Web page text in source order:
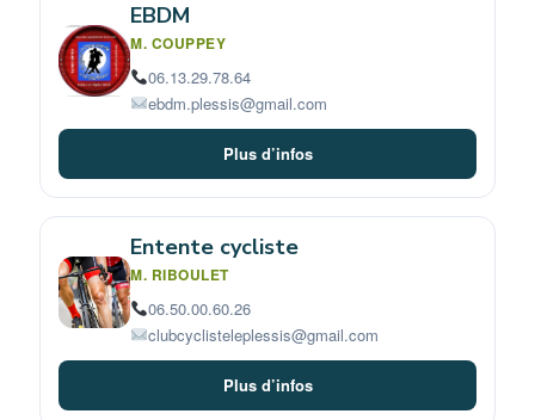
EBDM
M. COUPPEY
06.13.29.78.64
ebdm.plessis@gmail.com
Plus d’infos
Entente cycliste
M. RIBOULET
06.50.00.60.26
clubcyclisteleplessis@gmail.com
Plus d’infos